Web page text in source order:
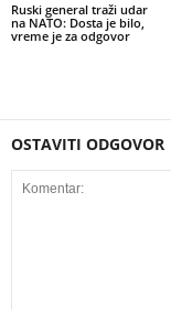
Ruski general traži udar
na NATO: Dosta je bilo,
vreme je za odgovor
OSTAVITI ODGOVOR